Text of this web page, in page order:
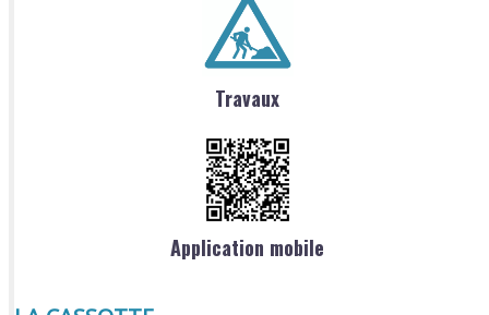
Travaux
Application mobile